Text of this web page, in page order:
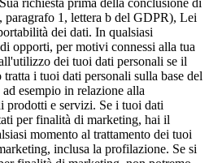
richiesta prima della conclusione di
1, lettera b del GDPR), Lei
dei dati. In qualsiasi
opporti, per motivi connessi alla tua
dei tuoi dati personali se il
i tuoi dati personali sulla base del
esempio in relazione alla
prodotti e servizi. Se i tuoi dati
per finalità di marketing, hai il
momento al trattamento dei tuoi
inclusa la profilazione. Se si